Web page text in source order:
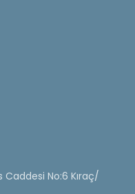
Caddesi No:6 Kıraç/